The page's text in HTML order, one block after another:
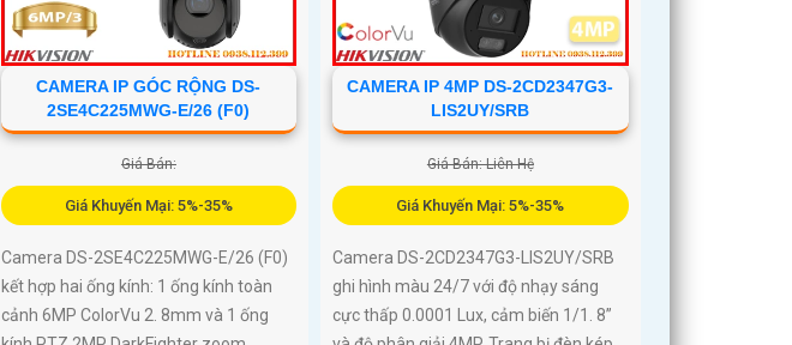
CAMERA IP GÓC RỘNG DS-
2SE4C225MWG-E/26 (F0)
Giá Bán:
Giá Khuyến Mại: 5%-35%
Camera DS-2SE4C225MWG-E/26 (F0)
kết hợp hai ống kính: 1 ống kính toàn
cảnh 6MP ColorVu 2. 8mm và 1 ống
CAMERA IP 4MP DS-2CD2347G3-
LIS2UY/SRB
Giá Bán: Liên Hệ
Giá Khuyến Mại: 5%-35%
Camera DS-2CD2347G3-LIS2UY/SRB
ghi hình màu 24/7 với độ nhạy sáng
cực thấp 0.0001 Lux, cảm biến 1/1. 8”